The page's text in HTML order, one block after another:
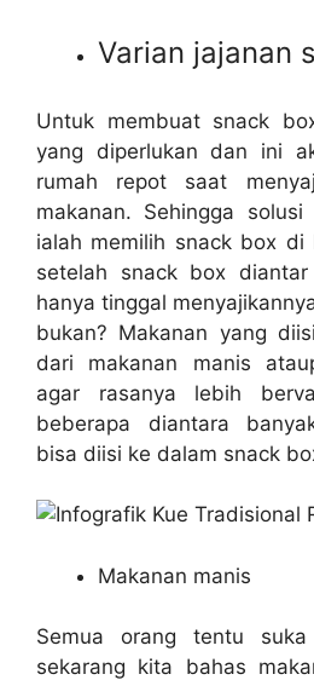
Varian jajanan
Untuk membuat snack
yang diperlukan dan ini
rumah repot saat
makanan. Sehingga
ialah memilih snack box di
setelah snack box
hanya tinggal
bukan? Makanan yang
dari makanan manis
agar rasanya lebih
beberapa diantara
bisa diisi ke dalam snack
Makanan manis
Semua orang tentu
sekarang kita bahas